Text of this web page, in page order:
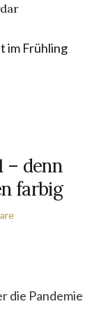
– denn
farbig
die Pandemie